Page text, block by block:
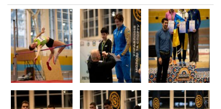
Публікації
Про нас
Бюджет
Тендери